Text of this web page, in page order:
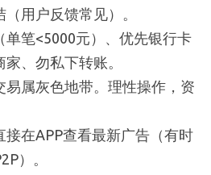
用户反馈常见）。
单笔<5000元）、优先银行卡
、勿私下转账。
易属灰色地带。理性操作，资
接在APP查看最新广告（有时
）。